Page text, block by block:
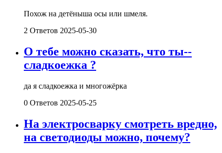
Похож на детёныша осы или шмеля.
2 Ответов 2025-05-30
О тебе можно сказать, что ты--
сладкоежка ?
да я сладкоежка и многожёрка
0 Ответов 2025-05-25
На электросварку смотреть вредно,
на светодиоды можно, почему?